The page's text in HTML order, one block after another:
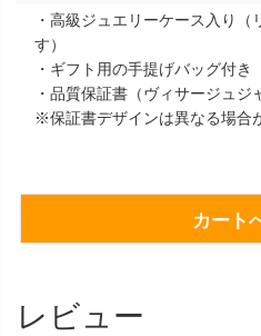
・高級ジュエリーケース入り（
す）
・ギフト用の手提げバッグ付き
・品質保証書（ヴィサージュジ
※保証書デザインは異なる場合
カート
レビュー